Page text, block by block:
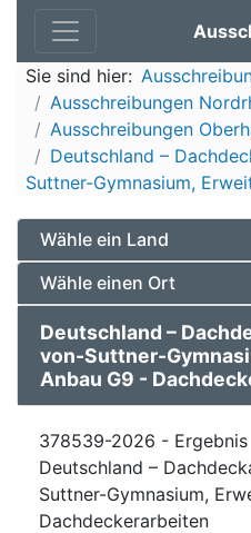
Sie sind hier:
Ausschreibungen
Ausschreibungen
Deutschland –
Suttner-Gymnasium,
Wähle ein Land
Wähle einen Ort
Deutschland –
von-Suttner-
Anbau G9 -
378539-2026 - Ergebnis
Deutschland –
Suttner-Gymnasium,
Dachdeckerarbeiten